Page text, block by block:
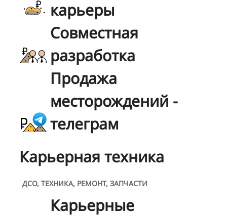
карьеры
Совместная
разработка
Продажа
месторождений -
телеграм
Карьерная техника
ДСО, ТЕХНИКА, РЕМОНТ, ЗАПЧАСТИ
Карьерные